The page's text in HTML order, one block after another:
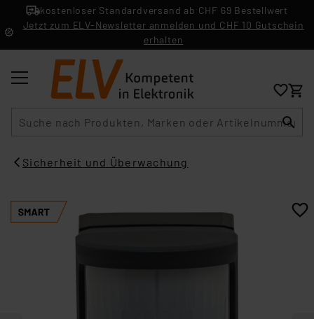
kostenloser Standardversand ab CHF 69 Bestellwert
Jetzt zum ELV-Newsletter anmelden und CHF 10 Gutschein
erhalten
Sicherheit und Überwachung